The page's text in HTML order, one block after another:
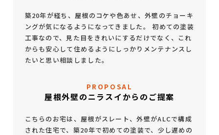
築20年が経ち、屋根のコケや色あせ、外壁のチョーキ
ングが気になるようになってきました。 初めての塗装
工事なので、見た目をきれいにするだけでなく、これ
からも安心して住めるようにしっかりメンテナンスし
たいと思い相談しました。
PROPOSAL
屋根外壁のニラスイからのご提案
こちらのお宅は、屋根がスレート、外壁がALCで構成
された住宅で、築20年で初めての塗装で、少し遅めの